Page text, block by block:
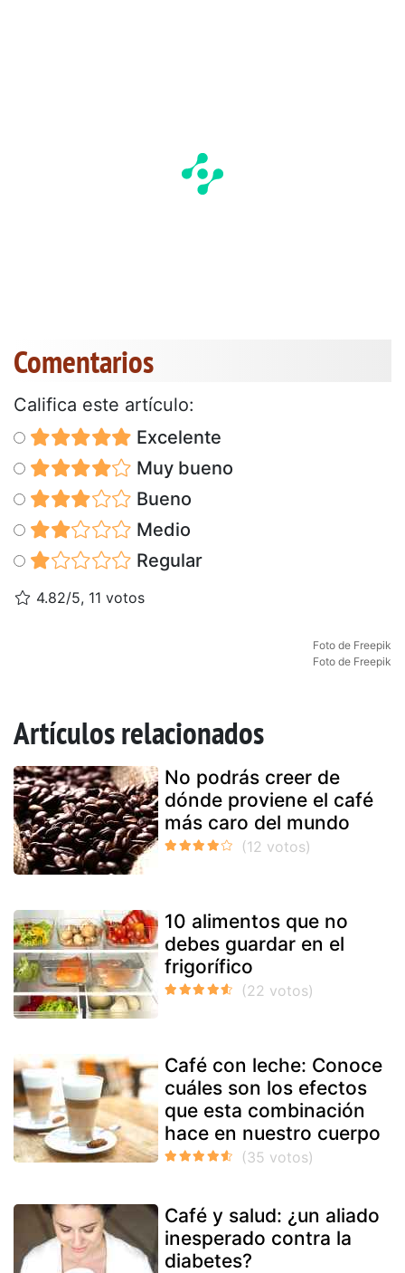
Comentarios
Califica este artículo:
Excelente
Muy bueno
Bueno
Medio
Regular
4.82/5, 11 votos
Foto de Freepik
Foto de Freepik
Artículos relacionados
No podrás creer de
dónde proviene el café
más caro del mundo
10 alimentos que no
debes guardar en el
frigorífico
Café con leche: Conoce
cuáles son los efectos
que esta combinación
hace en nuestro cuerpo
Café y salud: ¿un aliado
inesperado contra la
diabetes?